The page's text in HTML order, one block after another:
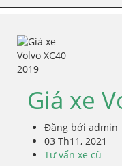
navigation
content
Giá xe
Đăng bởi admin
03 Th11, 2021
Tư vấn xe cũ